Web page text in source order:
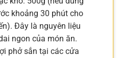
khoảng 30 phút cho
Đây là nguyên liệu
ngon của món ăn.
phở sắn tại các cửa